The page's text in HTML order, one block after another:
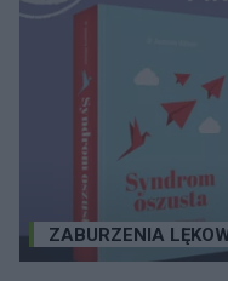
ZABURZENIA